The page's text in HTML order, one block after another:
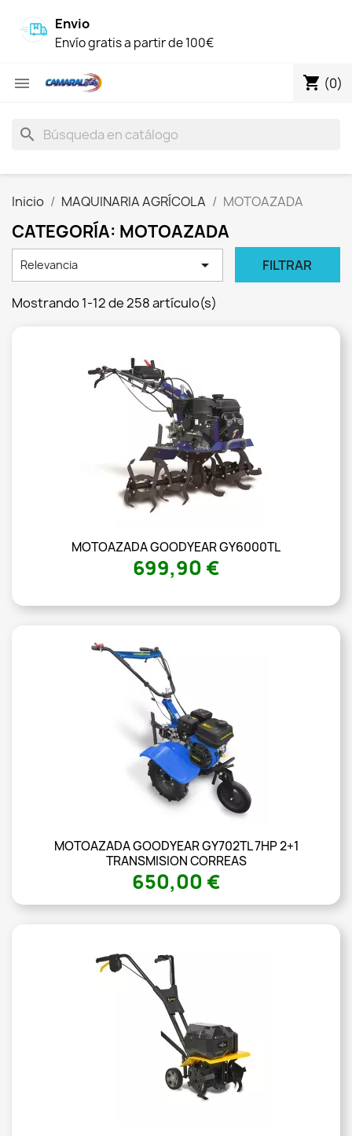
Envio
Envío gratis a partir de 100€
 shopping_cart (0)
search
Inicio MAQUINARIA AGRÍCOLA MOTOAZADA
CATEGORÍA: MOTOAZADA
Relevancia  FILTRAR
Mostrando 1-12 de 258 artículo(s)
MOTOAZADA GOODYEAR GY6000TL
699,90 €
MOTOAZADA GOODYEAR GY702TL 7HP 2+1
TRANSMISION CORREAS
650,00 €